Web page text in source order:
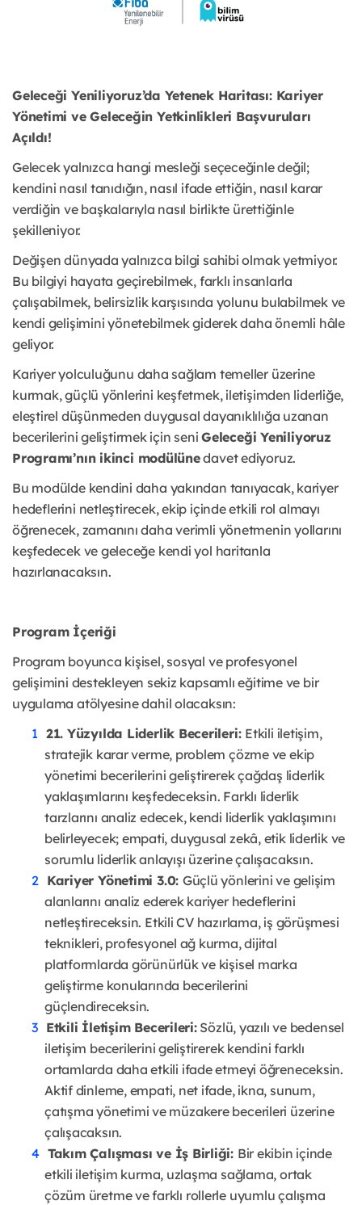
Geleceği Yeniliyoruz’da Yetenek Haritası: Kariyer
Yönetimi ve Geleceğin Yetkinlikleri Başvuruları
Açıldı!
Gelecek yalnızca hangi mesleği seçeceğinle değil;
kendini nasıl tanıdığın, nasıl ifade ettiğin, nasıl karar
verdiğin ve başkalarıyla nasıl birlikte ürettiğinle
şekilleniyor.
Değişen dünyada yalnızca bilgi sahibi olmak yetmiyor.
Bu bilgiyi hayata geçirebilmek, farklı insanlarla
çalışabilmek, belirsizlik karşısında yolunu bulabilmek ve
kendi gelişimini yönetebilmek giderek daha önemli hâle
geliyor.
Kariyer yolculuğunu daha sağlam temeller üzerine
kurmak, güçlü yönlerini keşfetmek, iletişimden liderliğe,
eleştirel düşünmeden duygusal dayanıklılığa uzanan
becerilerini geliştirmek için seniGeleceği Yeniliyoruz
Programı’nın ikinci modülünedavet ediyoruz.
Bu modülde kendini daha yakından tanıyacak, kariyer
hedeflerini netleştirecek, ekip içinde etkili rol almayı
öğrenecek, zamanını daha verimli yönetmenin yollarını
keşfedecek ve geleceğe kendi yol haritanla
hazırlanacaksın.
Program İçeriği
Program boyunca kişisel, sosyal ve profesyonel
gelişimini destekleyen sekiz kapsamlı eğitime ve bir
uygulama atölyesine dahil olacaksın:
21. Yüzyılda Liderlik Becerileri: Etkili iletişim,
stratejik karar verme, problem çözme ve ekip
yönetimi becerilerini geliştirerek çağdaş liderlik
yaklaşımlarını keşfedeceksin. Farklı liderlik
tarzlarını analiz edecek, kendi liderlik yaklaşımını
belirleyecek; empati, duygusal zekâ, etik liderlik ve
sorumlu liderlik anlayışı üzerine çalışacaksın.
Kariyer Yönetimi 3.0: Güçlü yönlerini ve gelişim
alanlarını analiz ederek kariyer hedeflerini
netleştireceksin. Etkili CV hazırlama, iş görüşmesi
teknikleri, profesyonel ağ kurma, dijital
platformlarda görünürlük ve kişisel marka
geliştirme konularında becerilerini
güçlendireceksin.
Etkili İletişim Becerileri:Sözlü, yazılı ve bedensel
iletişim becerilerini geliştirerek kendini farklı
ortamlarda daha etkili ifade etmeyi öğreneceksin.
Aktif dinleme, empati, net ifade, ikna, sunum,
çatışma yönetimi ve müzakere becerileri üzerine
çalışacaksın.
Takım Çalışması ve İş Birliği: Bir ekibin içinde
etkili iletişim kurma, uzlaşma sağlama, ortak
çözüm üretme ve farklı rollerle uyumlu çalışma